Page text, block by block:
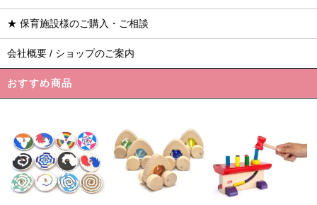
★ 保育施設様のご購入・ご相談
会社概要 / ショップのご案内
おすすめ商品